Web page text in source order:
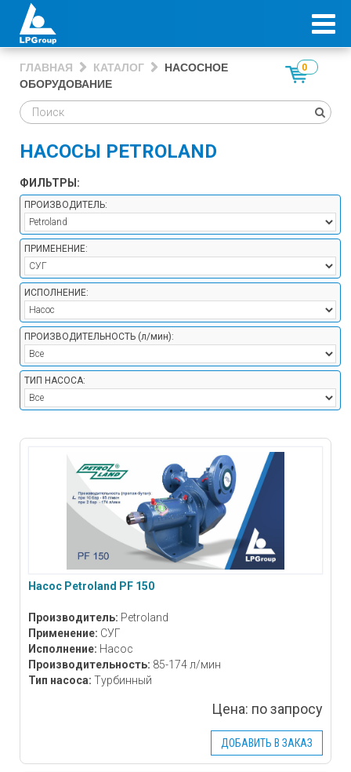
ГЛАВНАЯ КАТАЛОГ
НАСОСНОЕ
ОБОРУДОВАНИЕ
0
НАСОСЫ PETROLAND
ФИЛЬТРЫ:
ПРОИЗВОДИТЕЛЬ:
ПРИМЕНЕНИЕ:
ИСПОЛНЕНИЕ:
ПРОИЗВОДИТЕЛЬНОСТЬ (л/мин):
ТИП НАСОСА:
Насос Petroland PF 150
Производитель: Petroland
Применение: СУГ
Исполнение: Насос
Производительность: 85-174 л/мин
Тип насоса: Турбинный
Цена: по запросу
ДОБАВИТЬ В ЗАКАЗ